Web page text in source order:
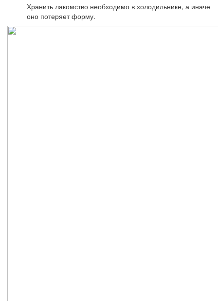
Хранить лакомство необходимо в холодильнике, а иначе
оно потеряет форму.